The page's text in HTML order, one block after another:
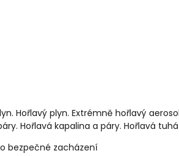
Hořlavý plyn. Extrémně hořlavý
Hořlavá kapalina a páry. Hořlavá
bezpečné zacházení